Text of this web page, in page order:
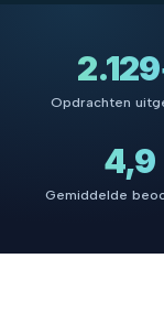
Opdrachten
4,9
Gemiddelde